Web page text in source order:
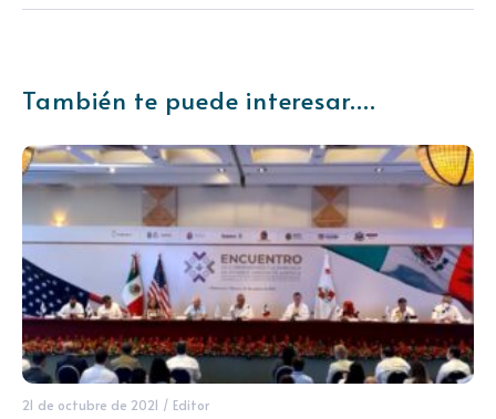
También te puede interesar....
21 de octubre de 2021 / Editor